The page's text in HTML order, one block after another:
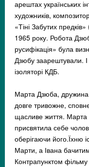
арештах українських
художників,
«Тіні Забутих
1965 року. Робота
русифікація» була
Дзюбу заарештували. І
ізоляторі КДБ.
Марта Дзюба, дружина
довге тривожне,
щасливе життя. Марта
присвятила себе
оберігаючи його.Їхню
Марти, а Івана
Контрапунктом